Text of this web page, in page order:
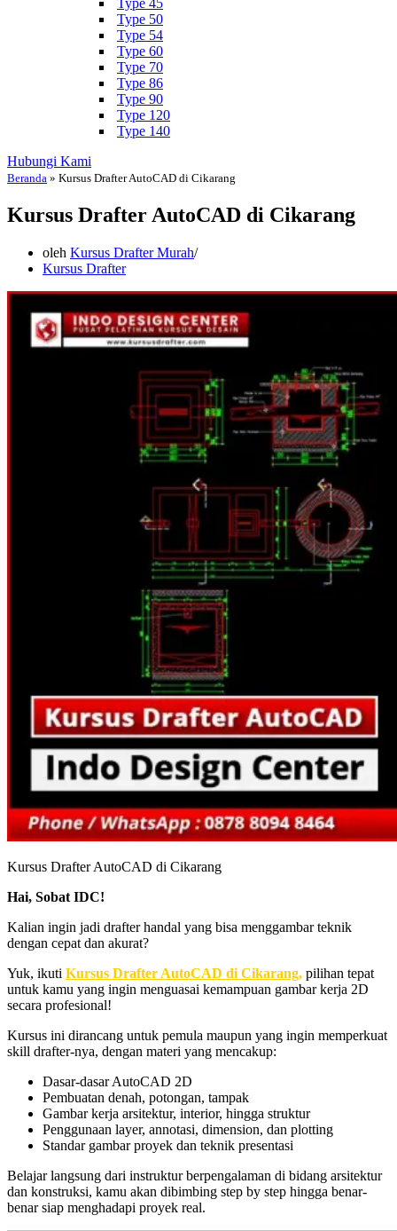
Type 45
Type 50
Type 54
Type 60
Type 70
Type 86
Type 90
Type 120
Type 140
Hubungi Kami
Beranda » Kursus Drafter AutoCAD di Cikarang
Kursus Drafter AutoCAD di Cikarang
oleh Kursus Drafter Murah
Kursus Drafter
Kursus Drafter AutoCAD di Cikarang
Hai, Sobat IDC!
Kalian ingin jadi drafter handal yang bisa menggambar teknik
dengan cepat dan akurat?
Yuk, ikuti Kursus Drafter AutoCAD di Cikarang, pilihan tepat
untuk kamu yang ingin menguasai kemampuan gambar kerja 2D
secara profesional!
Kursus ini dirancang untuk pemula maupun yang ingin memperkuat
skill drafter-nya, dengan materi yang mencakup:
Dasar-dasar AutoCAD 2D
Pembuatan denah, potongan, tampak
Gambar kerja arsitektur, interior, hingga struktur
Penggunaan layer, annotasi, dimension, dan plotting
Standar gambar proyek dan teknik presentasi
Belajar langsung dari instruktur berpengalaman di bidang arsitektur
dan konstruksi, kamu akan dibimbing step by step hingga benar-
benar siap menghadapi proyek real.